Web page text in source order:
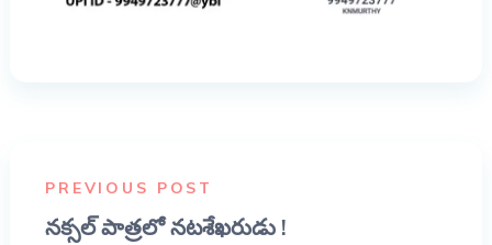
PREVIOUS POST
నక్సల్ పాత్రలో నటశేఖరుడు !